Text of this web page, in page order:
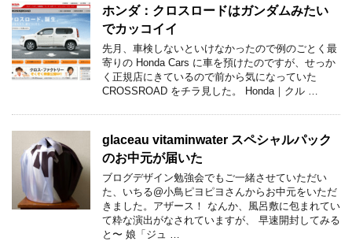
ホンダ：クロスロードはガンダムみたい
でカッコイイ
先月、車検しないといけなかったので例のごとく最
寄りの Honda Cars に車を預けたのですが、せっか
く正規店にきているので前から気になっていた
CROSSROAD をチラ見した。 Honda｜クル …
glaceau vitaminwater スペシャルパック
のお中元が届いた
ブログデザイン勉強会でもご一緒させていただい
た、いちる@小鳥ピヨピヨさんからお中元をいただ
きました。アザース！ なんか、風呂敷に包まれてい
て粋な演出がなされていますが、 早速開封してみる
と〜 娘「ジュ …